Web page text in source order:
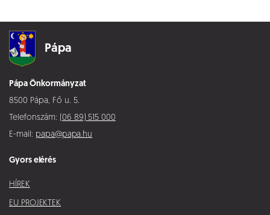
Pápa
Pápa Önkormányzat
8500 Pápa, Fő u. 5.
Telefonszám: (06 89) 515 000
E-mail: papa@papa.hu
Gyors elérés
HÍREK
EU PROJEKTEK